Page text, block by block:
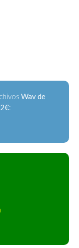
Wav de
: